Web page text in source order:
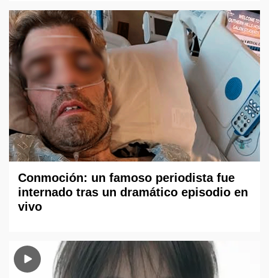
Conmoción: un famoso periodista fue
internado tras un dramático episodio en
vivo